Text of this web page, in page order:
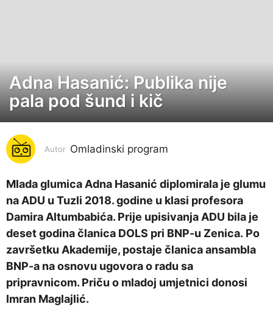
7
g
o
n
a
p
r
i
j
e
7
g
Adna Hasanić: Publika nije
pala pod šund i kič
Autor Omladinski program
Mlada glumica Adna Hasanić diplomirala je glumu
na ADU u Tuzli 2018. godine u klasi profesora
Damira Altumbabića. Prije upisivanja ADU bila je
deset godina članica DOLS pri BNP-u Zenica. Po
završetku Akademije, postaje članica ansambla
BNP-a na osnovu ugovora o radu sa
pripravnicom. Priču o mladoj umjetnici donosi
Imran Maglajlić.